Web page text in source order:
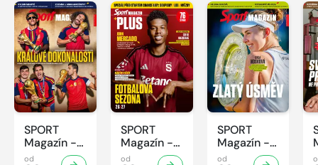
SPORT
Magazín -
31/2026
od
SPORT
Magazín -
30/2026
od
SPORT
Magazín -
29/2026
od